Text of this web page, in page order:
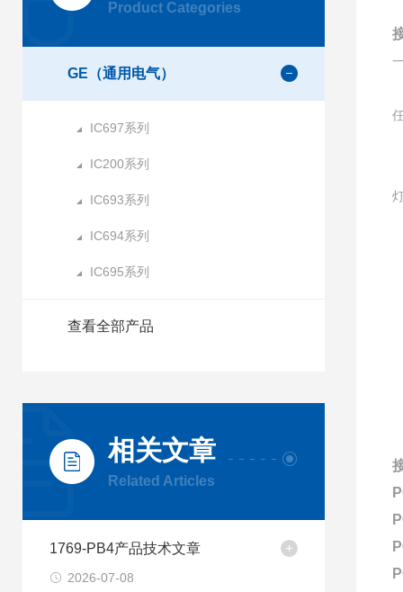
Product Categories
GE（通用电气）
IC697系列
IC200系列
IC693系列
IC694系列
IC695系列
查看全部产品
相关文章
Related Articles
1769-PB4产品技术文章
2026-07-08